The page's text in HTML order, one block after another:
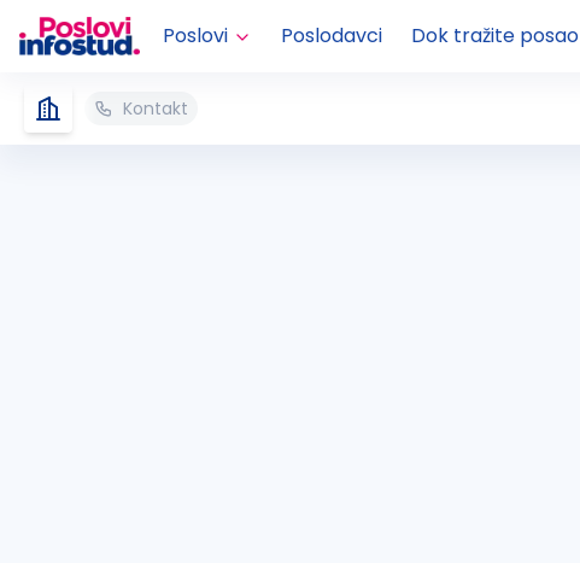
Poslovi Poslodavci Dok tražite posao
Kontakt